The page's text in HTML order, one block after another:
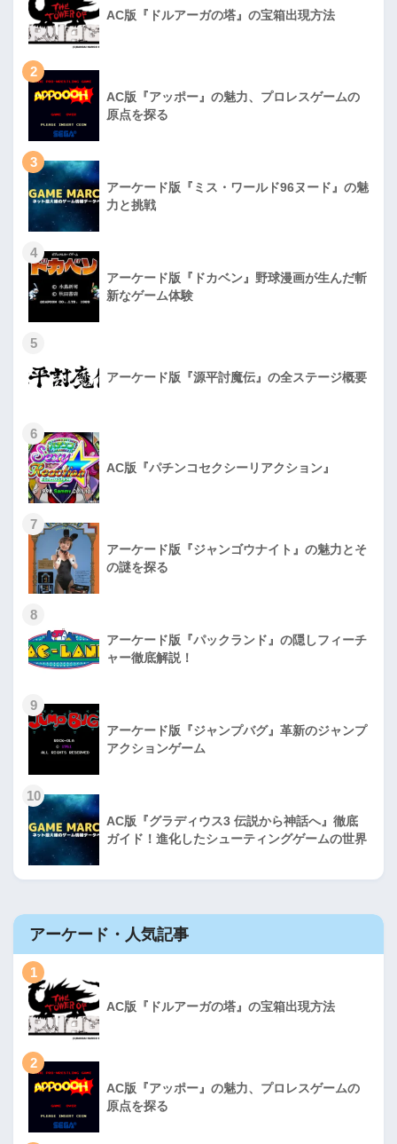
AC版『ドルアーガの塔』の宝箱出現方法
2
AC版『アッポー』の魅力、プロレスゲームの
原点を探る
3
アーケード版『ミス・ワールド96ヌード』の魅
力と挑戦
4
アーケード版『ドカベン』野球漫画が生んだ斬
新なゲーム体験
5
アーケード版『源平討魔伝』の全ステージ概要
6
AC版『パチンコセクシーリアクション』
7
アーケード版『ジャンゴウナイト』の魅力とそ
の謎を探る
8
アーケード版『パックランド』の隠しフィーチ
ャー徹底解説！
9
アーケード版『ジャンプバグ』革新のジャンプ
アクションゲーム
10
AC版『グラディウス3 伝説から神話へ』徹底
ガイド！進化したシューティングゲームの世界
アーケード・人気記事
1
AC版『ドルアーガの塔』の宝箱出現方法
2
AC版『アッポー』の魅力、プロレスゲームの
原点を探る